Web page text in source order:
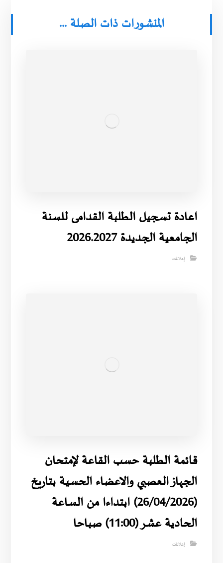
المنشورات ذات الصلة ...
اعادة تسجيل الطلبة القدامى للسنة
الجامعية الجديدة 2026.2027
إعلانات
قائمة الطلبة حسب القاعة لإمتحان
الجهاز العصبي والاعضاء الحسية بتاريخ
(26/04/2026) ابتداءا من الساعة
الحادية عشر (11:00) صباحا
إعلانات